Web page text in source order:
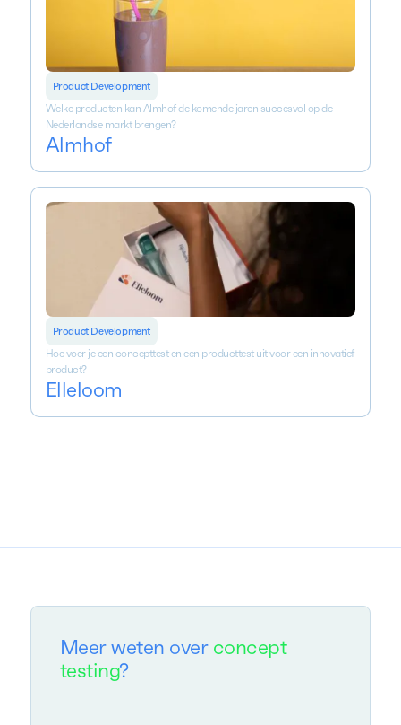
Product Development
Welke producten kan Almhof de komende jaren succesvol op de
Nederlandse markt brengen?
Almhof
Product Development
Hoe voer je een concepttest en een producttest uit voor een innovatief
product?
Elleloom
Meer weten over concept
testing?